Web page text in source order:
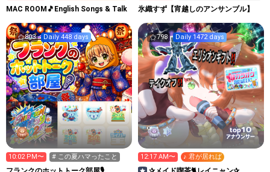
美しき獲物たち]
MAC ROOM🎵English Songs & Talk
演ありがとう.ᐟ
氷織すず【宵越しのアンサンブル】
803 Daily 448 days
10:02 PM〜 # この夏ハマったこと
798 Daily 1472 days
top10
アナウンサー
12:17 AM〜 ♪ 君が居れば